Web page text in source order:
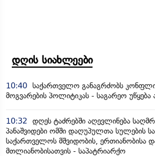
დღის სიახლეები
10:40 საქართველო განაგრძობს
მოგვარების პოლიტიკას - საგარეო უწყება
10:32
დღეს ტაძრებში აღევლინება
პანაშვიდები ომში დაღუპულთა
საქართველოს მშვიდობის, ერთიანობისა
მთლიანობისათვის - საპატრიარქო